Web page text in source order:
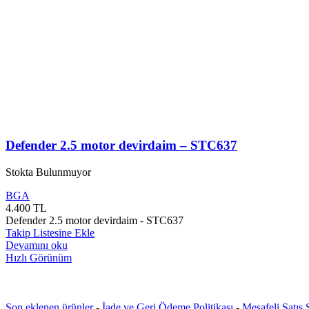
Defender 2.5 motor devirdaim – STC637
Stokta Bulunmuyor
BGA
4.400 TL
Defender 2.5 motor devirdaim - STC637
Takip Listesine Ekle
Devamını oku
Hızlı Görünüm